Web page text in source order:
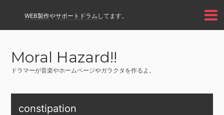
WEB製作やサポートドラム してます。
Moral Hazard!!
ドラマーが音楽やホームページやガラクタを作るよ。
constipation